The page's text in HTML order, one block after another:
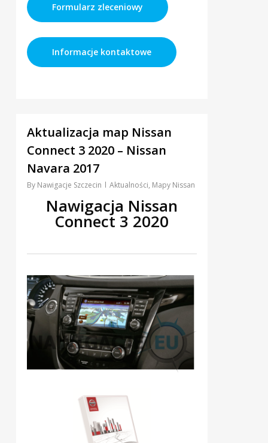
Formularz zleceniowy
Informacje kontaktowe
Aktualizacja map Nissan
Connect 3 2020 – Nissan
Navara 2017
By Nawigacje Szczecin Aktualności, Mapy Nissan
Nawigacja Nissan
Connect 3 2020